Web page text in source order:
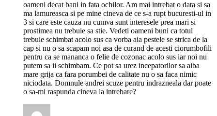
oameni decat bani in fata ochilor. Am mai intrebat o data si sa
ma lamureasca si pe mine cineva de ce s-a rupt bucuresti-ul in
3 si care este cauza nu cumva sunt interesele prea mari si
prostimea nu trebuie sa stie. Vedeti oameni buni ca totul
trebuie schimbat acolo sus ca vorba aia pestele se strica de la
cap si nu o sa scapam noi asa de curand de acesti ciorumbofili
pentru ca se mananca o felie de cozonac acolo sus iar noi nu
putem sa ii schimbam. Ce pot sa urez incepatorilor sa aiba
mare grija ca fara porumbei de calitate nu o sa faca nimic
niciodata. Domnule andrei scuze pentru indrazneala dar poate
o sa-mi raspunda cineva la intrebare?